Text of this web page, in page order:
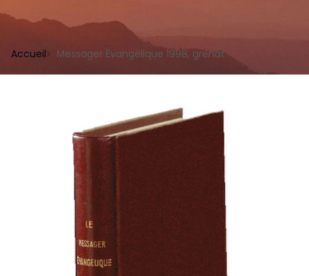
Accueil Messager Évangélique 1998, grenat